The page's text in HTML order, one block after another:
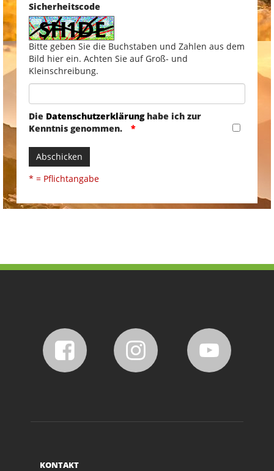
Sicherheitscode
Bitte geben Sie die Buchstaben und Zahlen aus dem
Bild hier ein. Achten Sie auf Groß- und
Kleinschreibung.
Die Datenschutzerklärunghabe ich zur
Kenntnis genommen.
Abschicken
* = Pflichtangabe
KONTAKT